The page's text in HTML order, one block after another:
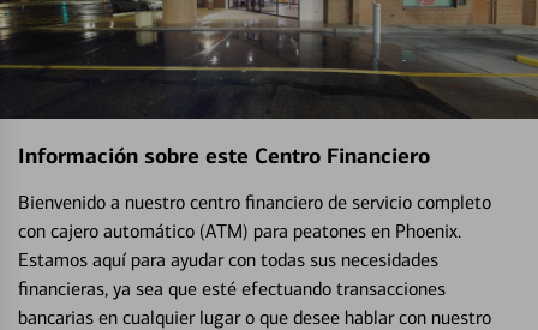
Información sobre este Centro Financiero
Bienvenido a nuestro centro financiero de servicio completo
con cajero automático (ATM) para peatones en Phoenix.
Estamos aquí para ayudar con todas sus necesidades
financieras, ya sea que esté efectuando transacciones
bancarias en cualquier lugar o que desee hablar con nuestro